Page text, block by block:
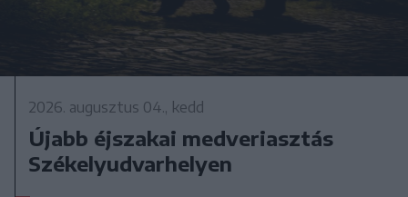
2026. augusztus 04., kedd
Újabb éjszakai medveriasztás
Székelyudvarhelyen